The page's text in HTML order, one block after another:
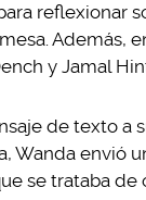
reflexionar
Además,
y Jamal
de texto a
Wanda envió
se trataba